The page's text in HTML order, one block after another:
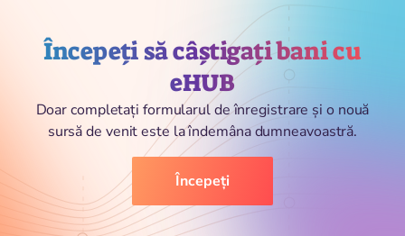
Începeți să câștigați bani cu
eHUB
Doar completați formularul de înregistrare și o nouă
sursă de venit este la îndemâna dumneavoastră.
Începeți